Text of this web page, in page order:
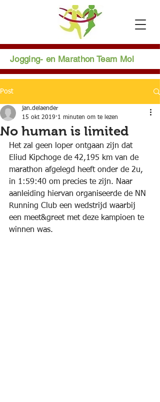
Jogging- en Marathon Team Mol
Post
No human is limited
jan.delaender
15 okt 2019 1 minuten om te lezen
Het zal geen loper ontgaan zijn dat
Eliud Kipchoge de 42,195 km van de
marathon afgelegd heeft onder de 2u,
in 1:59:40 om precies te zijn. Naar
aanleiding hiervan organiseerde de NN
Running Club een wedstrijd waarbij
een meet&greet met deze kampioen te
winnen was.